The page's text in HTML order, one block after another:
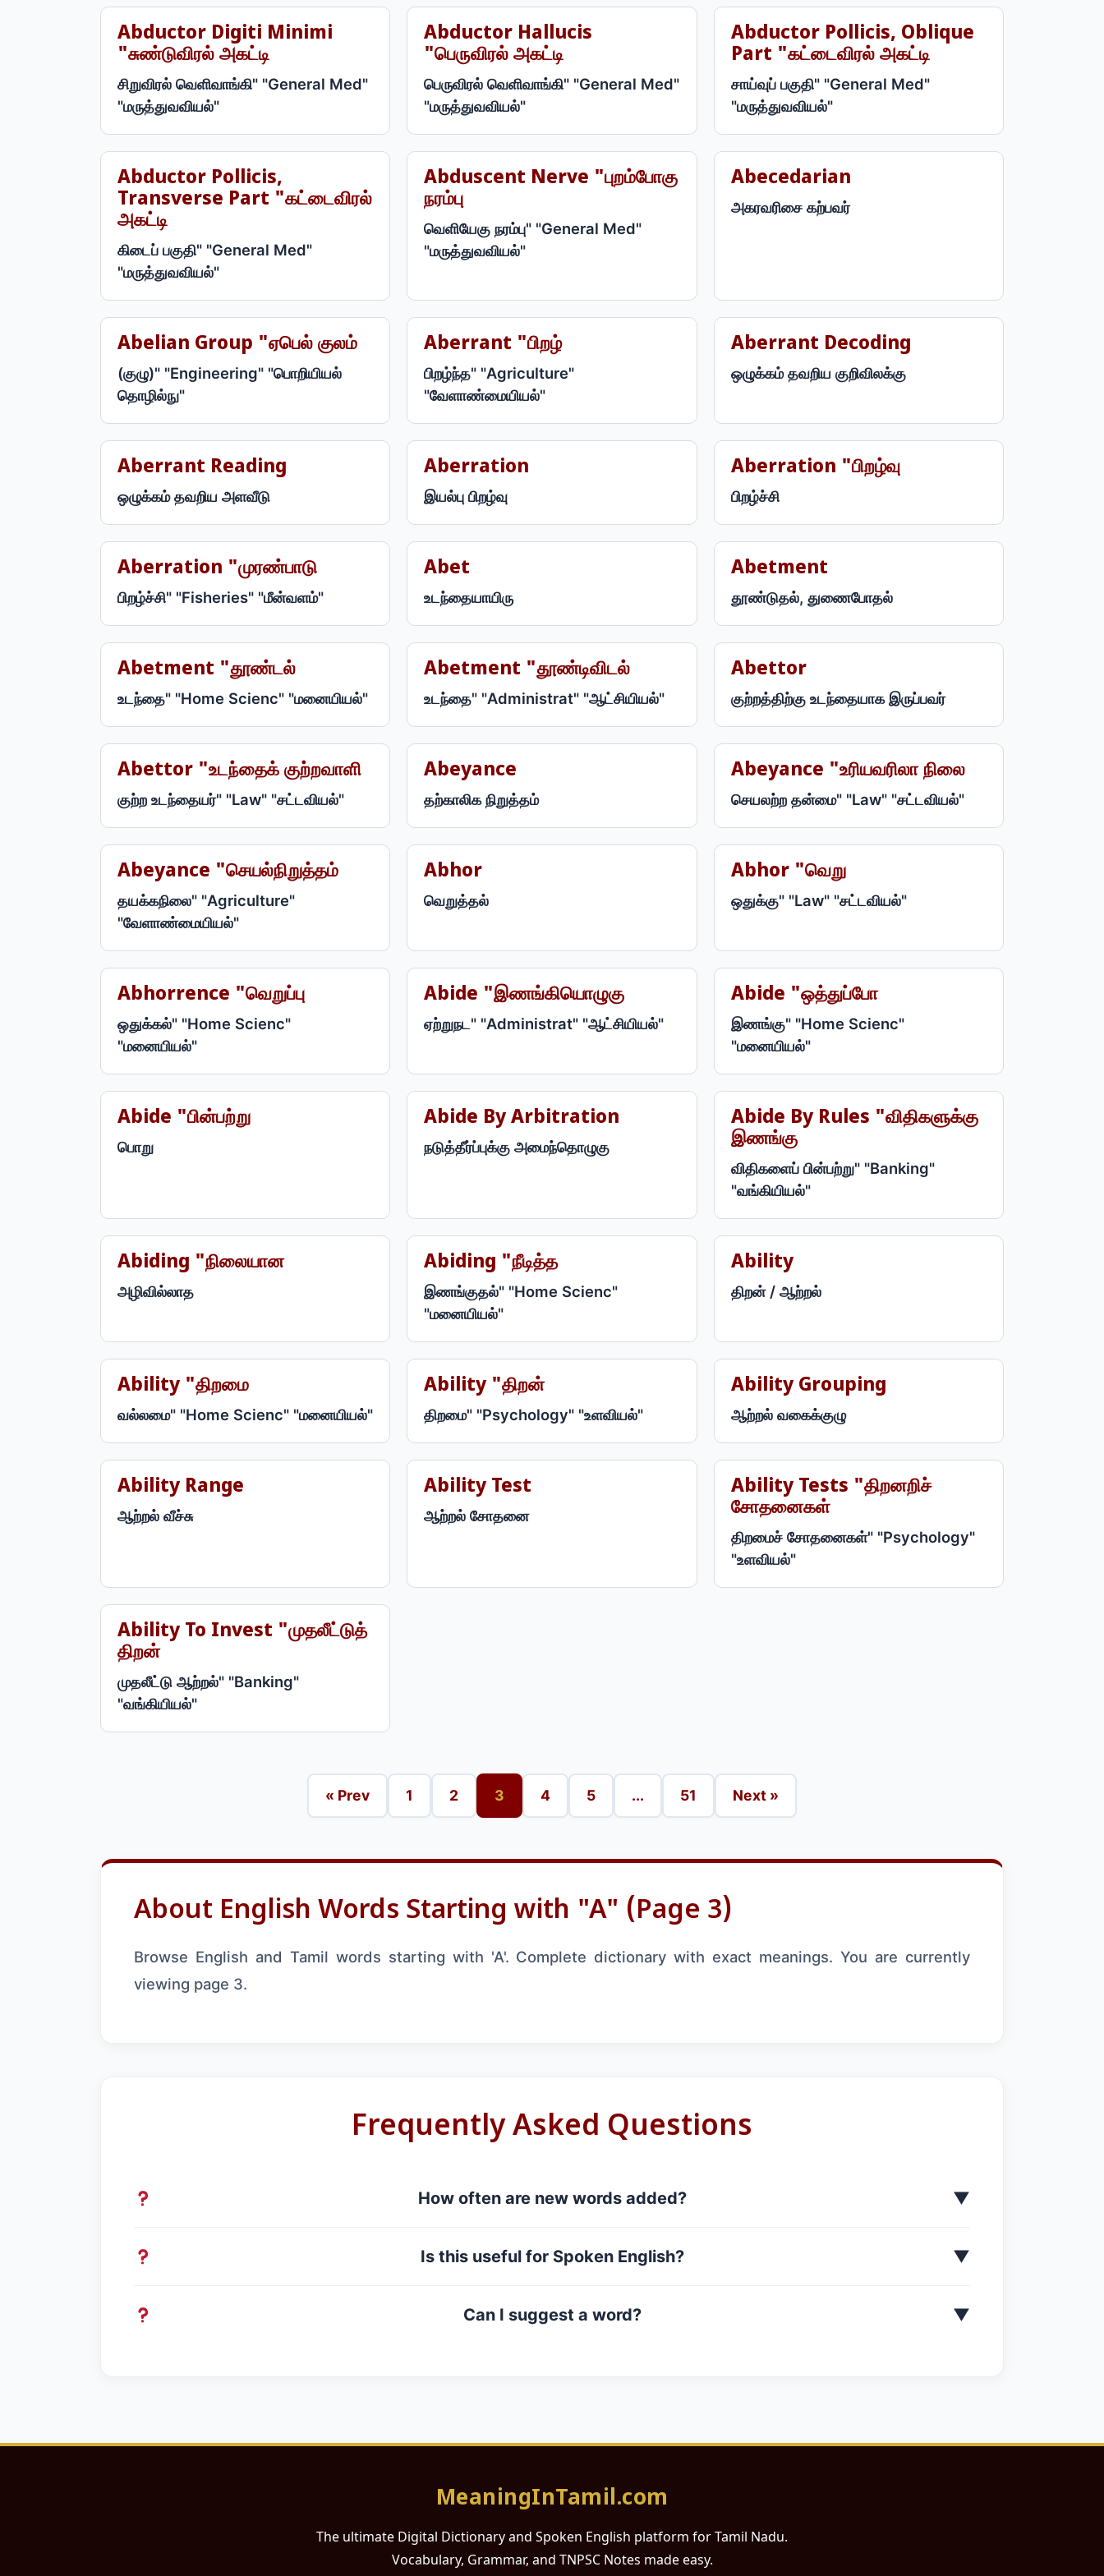
Abductor Digiti Minimi
"சுண்டுவிரல் அகட்டி
சிறுவிரல் வெளிவாங்கி" "General Med"
"மருத்துவவியல்"
Abductor Hallucis
"பெருவிரல் அகட்டி
பெருவிரல் வெளிவாங்கி" "General Med"
"மருத்துவவியல்"
Abductor Pollicis, Oblique
Part "கட்டைவிரல் அகட்டி
சாய்வுப் பகுதி" "General Med"
"மருத்துவவியல்"
Abductor Pollicis,
Transverse Part "கட்டைவிரல்
அகட்டி
கிடைப் பகுதி" "General Med"
"மருத்துவவியல்"
Abduscent Nerve "புறம்போகு
நரம்பு
வெளியேகு நரம்பு" "General Med"
"மருத்துவவியல்"
Abecedarian
அகரவரிசை கற்பவர்
Abelian Group "ஏபெல் குலம்
(குழு)" "Engineering" "பொறியியல்
தொழில்நு"
Aberrant "பிறழ்
பிறழ்ந்த" "Agriculture"
"வேளாண்மையியல்"
Aberrant Decoding
ஒழுக்கம் தவறிய குறிவிலக்கு
Aberrant Reading
ஒழுக்கம் தவறிய அளவீடு
Aberration
இயல்பு பிறழ்வு
Aberration "பிறழ்வு
பிறழ்ச்சி
Aberration "முரண்பாடு
பிறழ்ச்சி" "Fisheries" "மீன்வளம்"
Abet
உடந்தையாயிரு
Abetment
தூண்டுதல், துணைபோதல்
Abetment "தூண்டல்
உடந்தை" "Home Scienc" "மனையியல்"
Abetment "தூண்டிவிடல்
உடந்தை" "Administrat" "ஆட்சியியல்"
Abettor
குற்றத்திற்கு உடந்தையாக இருப்பவர்
Abettor "உடந்தைக் குற்றவாளி
குற்ற உடந்தையர்" "Law" "சட்டவியல்"
Abeyance
தற்காலிக நிறுத்தம்
Abeyance "உரியவரிலா நிலை
செயலற்ற தன்மை" "Law" "சட்டவியல்"
Abeyance "செயல்நிறுத்தம்
தயக்கநிலை" "Agriculture"
"வேளாண்மையியல்"
Abhor
வெறுத்தல்
Abhor "வெறு
ஒதுக்கு" "Law" "சட்டவியல்"
Abhorrence "வெறுப்பு
ஒதுக்கல்" "Home Scienc"
"மனையியல்"
Abide "இணங்கியொழுகு
ஏற்றுநட" "Administrat" "ஆட்சியியல்"
Abide "ஒத்துப்போ
இணங்கு" "Home Scienc"
"மனையியல்"
Abide "பின்பற்று
பொறு
Abide By Arbitration
நடுத்தீர்ப்புக்கு அமைந்தொழுகு
Abide By Rules "விதிகளுக்கு
இணங்கு
விதிகளைப் பின்பற்று" "Banking"
"வங்கியியல்"
Abiding "நிலையான
அழிவில்லாத
Abiding "நீடித்த
இணங்குதல்" "Home Scienc"
"மனையியல்"
Ability
திறன் / ஆற்றல்
Ability "திறமை
வல்லமை" "Home Scienc" "மனையியல்"
Ability "திறன்
திறமை" "Psychology" "உளவியல்"
Ability Grouping
ஆற்றல் வகைக்குழு
Ability Range
ஆற்றல் வீச்சு
Ability Test
ஆற்றல் சோதனை
Ability Tests "திறனறிச்
சோதனைகள்
திறமைச் சோதனைகள்" "Psychology"
"உளவியல்"
Ability To Invest "முதலீட்டுத்
திறன்
முதலீட்டு ஆற்றல்" "Banking"
"வங்கியியல்"
« Prev 1 2 3 4 5 ... 51 Next »
About English Words Starting with "A" (Page 3)
Browse English and Tamil words starting with 'A'. Complete dictionary with exact meanings. You are currently
viewing page 3.
Frequently Asked Questions
How often are new words added? ▼
Is this useful for Spoken English? ▼
Can I suggest a word? ▼
MeaningInTamil.com
The ultimate Digital Dictionary and Spoken English platform for Tamil Nadu.
Vocabulary, Grammar, and TNPSC Notes made easy.